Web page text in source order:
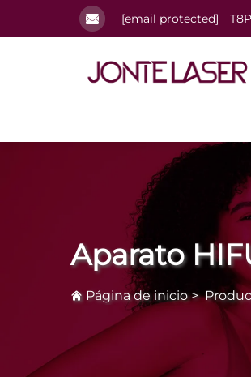
[email protected]
Aparato
Página de inicio>